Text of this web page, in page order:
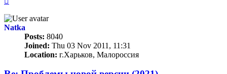
Natka
Posts: 8040
Joined: Thu 03 Nov 2011, 11:31
Location: г.Харьков, Малороссия